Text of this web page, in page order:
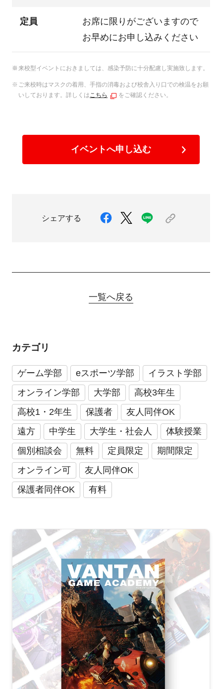
定員
お席に限りがございますので
お早めにお申し込みください
来校型イベントにおきましては、感染予防に十分配慮し実施致します。
ご来校時はマスクの着用、手指の消毒および校舎入り口での検温をお願
いしております。詳しくはこちら をご確認ください。
イベントへ申し込む
シェアする
一覧へ戻る
カテゴリ
ゲーム学部 eスポーツ学部
イラスト学部
オンライン学部
大学部
高校3年生
高校1・2年生
保護者
友人同伴OK
遠方
中学生 大学生・社会人
体験授業
個別相談会
無料 定員限定
期間限定
オンライン可
友人同伴OK
保護者同伴OK
有料